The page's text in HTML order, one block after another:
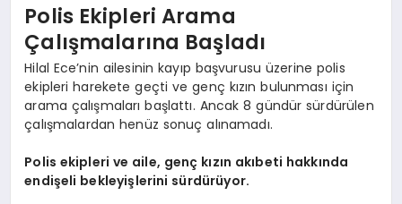
Polis Ekipleri Arama
Çalışmalarına Başladı
Hilal Ece’nin ailesinin kayıp başvurusu üzerine polis
ekipleri harekete geçti ve genç kızın bulunması için
arama çalışmaları başlattı. Ancak 8 gündür sürdürülen
çalışmalardan henüz sonuç alınamadı.
Polis ekipleri ve aile, genç kızın akıbeti hakkında
endişeli bekleyişlerini sürdürüyor.